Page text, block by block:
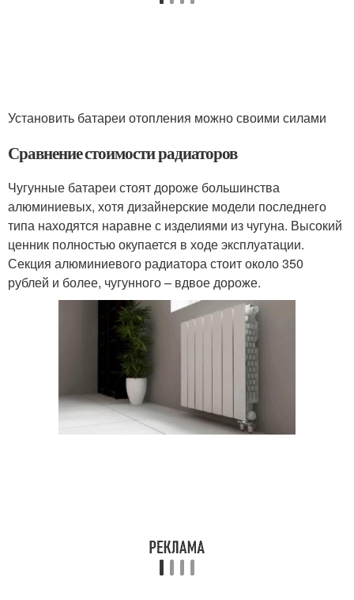
Установить батареи отопления можно своими силами
Сравнение стоимости радиаторов
Чугунные батареи стоят дороже большинства
алюминиевых, хотя дизайнерские модели последнего
типа находятся наравне с изделиями из чугуна. Высокий
ценник полностью окупается в ходе эксплуатации.
Секция алюминиевого радиатора стоит около 350
рублей и более, чугунного – вдвое дороже.